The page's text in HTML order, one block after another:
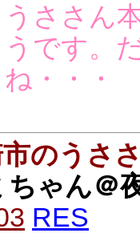
うささん
うです。
ね・・・
のうさ
ちゃん＠
RES